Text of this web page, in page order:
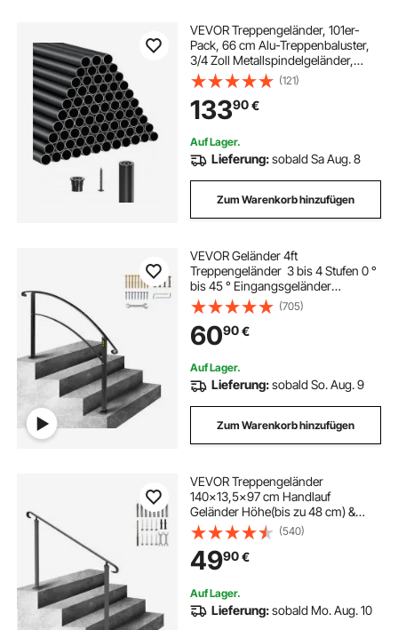
VEVOR Treppengeländer, 101er-
Pack, 66 cm Alu-Treppenbaluster,
3/4 Zoll Metallspindelgeländer,
Hohldeckgeländer mit
Geländerkappen & Schrauben für
Treppen, Veranda, Terrasse,
Mattschwarz
(121)
13390€
Auf Lager.
Lieferung:sobald Sa Aug. 8
Zum Warenkorb hinzufügen
VEVOR Geländer 4ft
Treppengeländer 3 bis 4 Stufen 0 °
bis 45 ° Eingangsgeländer
formschön schwarz
treppengeländer edelstahl
verstellbarer Treppenhandlauf
Schweißeisen
(705)
6090€
Auf Lager.
Lieferung:sobald So. Aug. 9
Zum Warenkorb hinzufügen
VEVOR Treppengeländer
140x13,5x97 cm Handlauf
Geländer Höhe(bis zu 48 cm) &
Winkel(0-52,8°) einstellbar
Eingangsgeländer Eisenhandlauf
Ideal für 2 oder 3 stufige Treppen
mit Installationskit Schwarz
(540)
4990€
Auf Lager.
Lieferung:sobald Mo. Aug. 10